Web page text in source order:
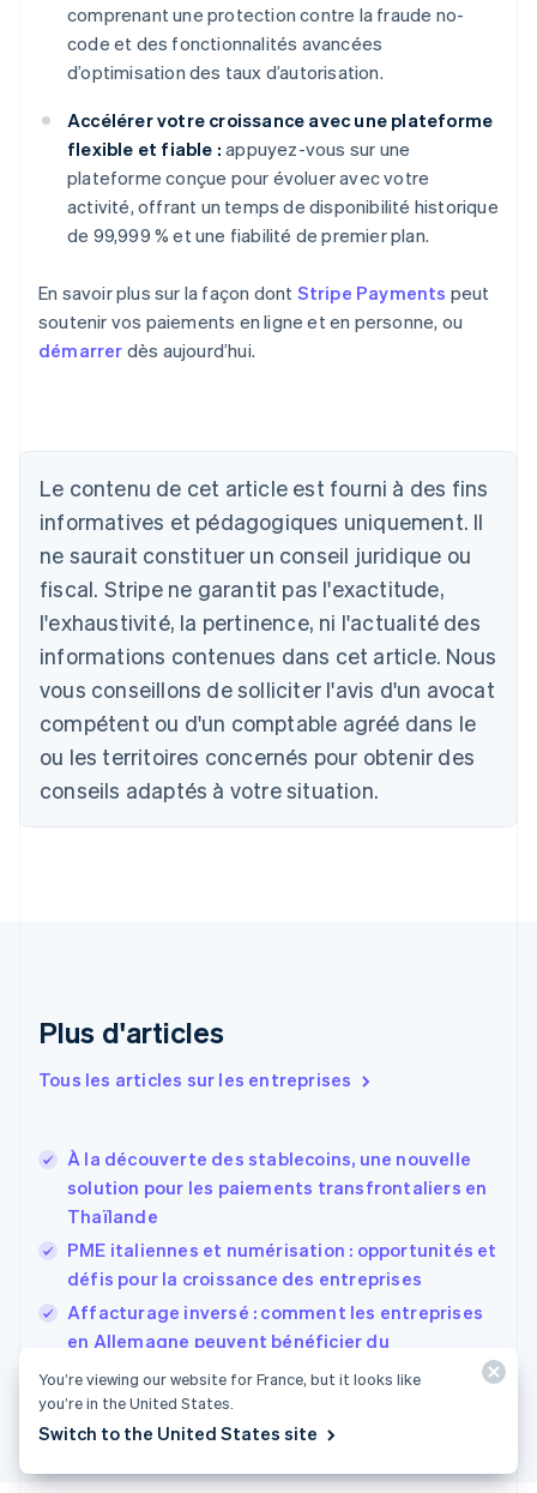
comprenant une protection contre la fraude no-
code et des fonctionnalités avancées
d’optimisation des taux d’autorisation.
Accélérer votre croissance avec une plateforme
flexible et fiable : appuyez-vous sur une
plateforme conçue pour évoluer avec votre
activité, offrant un temps de disponibilité historique
de 99,999 % et une fiabilité de premier plan.
En savoir plus sur la façon dont Stripe Payments peut
soutenir vos paiements en ligne et en personne, ou
démarrer dès aujourd’hui.
Le contenu de cet article est fourni à des fins
informatives et pédagogiques uniquement. Il
ne saurait constituer un conseil juridique ou
fiscal. Stripe ne garantit pas l'exactitude,
l'exhaustivité, la pertinence, ni l'actualité des
informations contenues dans cet article. Nous
vous conseillons de solliciter l'avis d'un avocat
compétent ou d'un comptable agréé dans le
ou les territoires concernés pour obtenir des
conseils adaptés à votre situation.
Plus d'articles
Tous les articles sur les entreprises
À la découverte des stablecoins, une nouvelle
solution pour les paiements transfrontaliers en
Thaïlande
PME italiennes et numérisation : opportunités et
défis pour la croissance des entreprises
Affacturage inversé : comment les entreprises
en Allemagne peuvent bénéficier du
financement fournisseurs
Allemagne
Deutsch
Australie
English
Autriche
Belgique
NederlandsFrançaisDeutschEnglish
Brésil
PortuguêsEnglish
Bulgarie
English
English Français
Chine continentale
English
Espagne
États-Unis
EnglishEspañol简体中文
Finlande
English Svenska
FrançaisEnglish
Gibraltar
English
English
Hongrie
English
English
You’re viewing our website for France, but it looks like
you’re in the United States.
Switch to the United States site